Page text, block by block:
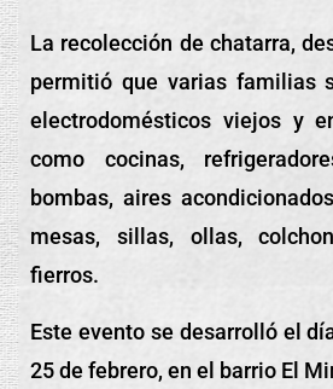
La recolección de chatarra,
permitió que varias familias
electrodomésticos viejos y
como cocinas,
bombas, aires
mesas, sillas, ollas,
fierros.
Este evento se desarrolló el
25 de febrero, en el barrio El